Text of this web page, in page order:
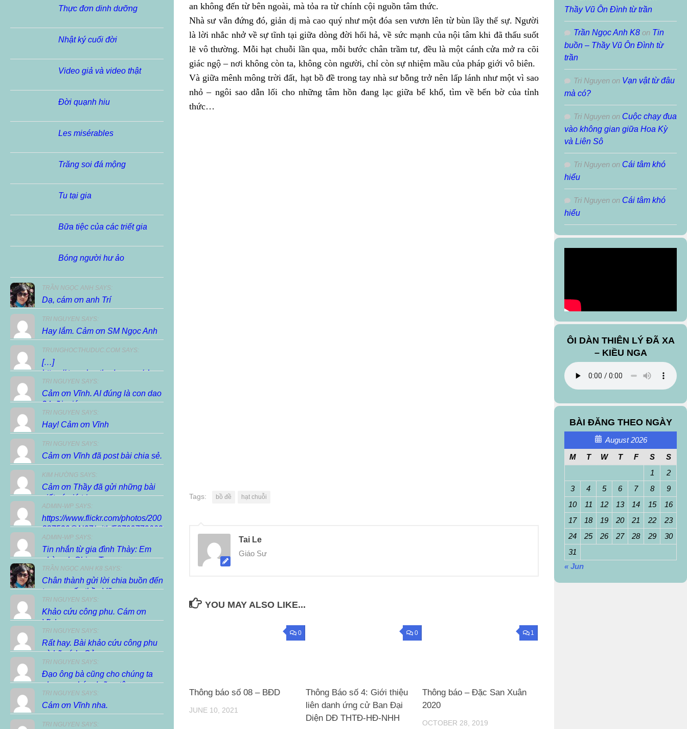
an không đến từ bên ngoài, mà tỏa ra từ chính cội nguồn tâm thức.
Nhà sư vẫn đứng đó, giản dị mà cao quý như một đóa sen vươn lên từ bùn lầy thế sự. Người
là lời nhắc nhở về sự tĩnh tại giữa dòng đời hối hả, về sức mạnh của nội tâm khi đã thấu suốt
lẽ vô thường. Mỗi hạt chuỗi lần qua, mỗi bước chân trầm tư, đều là một cánh cửa mở ra cõi
giác ngộ – nơi không còn ta, không còn người, chỉ còn sự nhiệm mầu của pháp giới vô biên.
Và giữa mênh mông trời đất, hạt bồ đề trong tay nhà sư bỗng trở nên lấp lánh như một vì sao
nhỏ – ngôi sao dẫn lối cho những tâm hồn đang lạc giữa bể khổ, tìm về bến bờ của tỉnh
thức…
Tags: bồ đề hạt chuỗi
Tai Le
Giáo Sư
YOU MAY ALSO LIKE...
0
Thông báo số 08 – BĐD
JUNE 10, 2021
0
Thông Báo số 4: Giới thiệu
liên danh ứng cử Ban Đại
Diện DĐ THTĐ-HĐ-NHH
1
Thông báo – Đặc San Xuân
2020
OCTOBER 28, 2019
Thực đơn dinh dưỡng
Nhật ký cuối đời
Video giả và video thật
Đời quạnh hiu
Les misérables
Trăng soi đá mộng
Tu tại gia
Bữa tiệc của các triết gia
Bóng người hư ảo
TRẦN NGỌC ANH SAYS:
Dạ, cám ơn anh Trí
TRI NGUYEN SAYS:
Hay lắm. Cảm ơn SM Ngọc Anh
TRUNGHOCTHUDUC.COM SAYS:
[…]
https://.trunghocthuduc.com/chuc-
xuan-dien-dan/ […]
TRI NGUYEN SAYS:
Cảm ơn Vĩnh. AI đúng là con dao
2 lưỡi, giúp...
TRI NGUYEN SAYS:
Hay! Cảm ơn Vĩnh
TRI NGUYEN SAYS:
Cảm ơn Vĩnh đã post bài chia sẻ.
KIM HƯỜNG SAYS:
Cảm ơn Thầy đã gửi những bài
viết có giá trị...
ADMIN-WP SAYS:
https://www.flickr.com/photos/200
887530@N07/with/53799770663
ADMIN-WP SAYS:
Tin nhắn từ gia đình Thày: Em
nhờ anh Chieu Tran...
TRẦN NGỌC ANH K8 SAYS:
Chân thành gửi lời chia buồn đến
tang quyến thầy Vũ...
TRI NGUYEN SAYS:
Khảo cứu công phu. Cám ơn
Vĩnh.
TRI NGUYEN SAYS:
Rất hay. Bài khảo cứu công phu
và hữu ích. Cảm...
TRI NGUYEN SAYS:
Đạo ông bà cũng cho chúng ta
phương pháp dưỡng tâm,...
TRI NGUYEN SAYS:
Cám ơn Vĩnh nha.
TRI NGUYEN SAYS:
Thầy Vũ Ôn Đình từ trần
Trần Ngọc Anh K8 on Tin
buồn – Thầy Vũ Ôn Đình từ
trần
Tri Nguyen on Vạn vật từ đâu
mà có?
Tri Nguyen on Cuộc chạy đua
vào không gian giữa Hoa Kỳ
và Liên Sô
Tri Nguyen on Cái tâm khó
hiểu
Tri Nguyen on Cái tâm khó
hiểu
ÔI DÀN THIÊN LÝ ĐÃ XA
– KIỀU NGA
BÀI ĐĂNG THEO NGÀY
August 2026
M
T W T F S
S
1
2
3
4 5 6 7 8
9
10
11 12 13 14 15
16
17
18 19 20 21 22
23
24
25 26 27 28 29
30
31
« Jun